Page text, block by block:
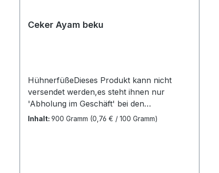
Ceker Ayam beku
HühnerfüßeDieses Produkt kann nicht
versendet werden,es steht ihnen nur
'Abholung im Geschäft' bei den
'Versandarten' zur
Inhalt: 900 Gramm (0,76 € / 100 Gramm)